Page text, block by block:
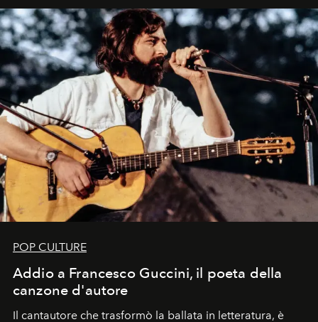
uno dei documenti più contemporanei che abbiamo.
POP CULTURE
Addio a Francesco Guccini, il poeta della
canzone d'autore
Il cantautore che trasformò la ballata in letteratura, è